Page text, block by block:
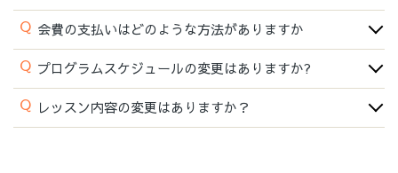
Q 会費の支払いはどのような方法がありますか
Q プログラムスケジュールの変更はありますか?
Q レッスン内容の変更はありますか？